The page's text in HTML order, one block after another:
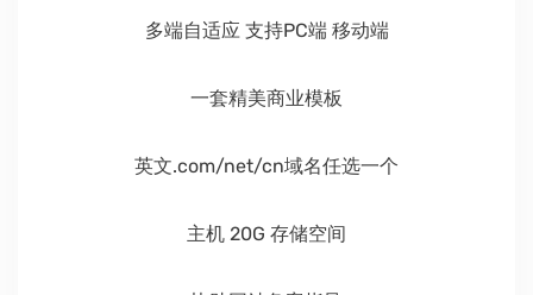
多端自适应 支持PC端 移动端
一套精美商业模板
英文.com/net/cn域名任选一个
主机 20G 存储空间